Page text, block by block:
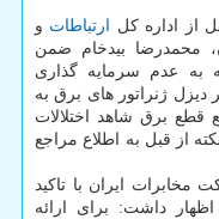
از اداره کل ارتباطات و
محمدرضا بیدخام ضمن
به عدم سرمایه گذاری
ژنراتور های برق به
قطع برق شاهد اختلالات
از قبل به اطلاع مراجع
مخابرات ایران با تاکید
داشت: برای ارائه